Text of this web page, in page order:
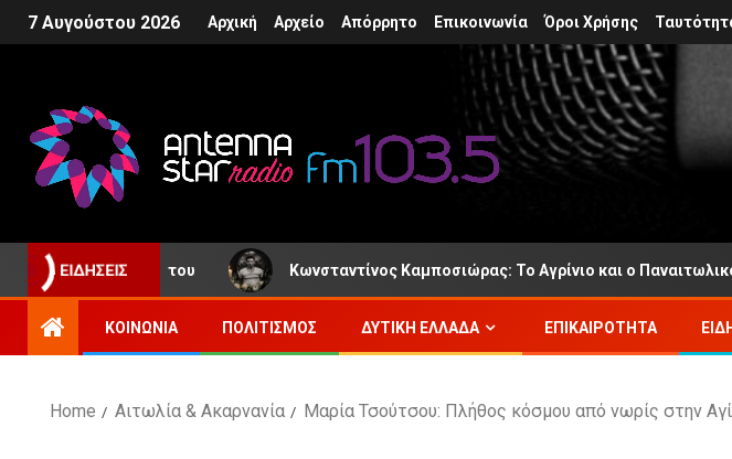
7 Αυγούστου 2026 Αρχική Αρχείο Απόρρητο Επικοινωνία Όροι Χρήσης
ΕΙΔΉΣΕΙΣ
του Κωνσταντίνος Καμποσιώρας: Το Αγρίνιο και ο Παναιτωλικός πενθούν
ΚΟΙΝΩΝΊΑ ΠΟΛΙΤΙΣΜΌΣ ΔΥΤΙΚΉ ΕΛΛΆΔΑ ΕΠΙΚΑΙΡΌΤΗΤΑ
Home Αιτωλία & Ακαρνανία Μαρία Τσούτσου: Πλήθος κόσμου από νωρίς στην